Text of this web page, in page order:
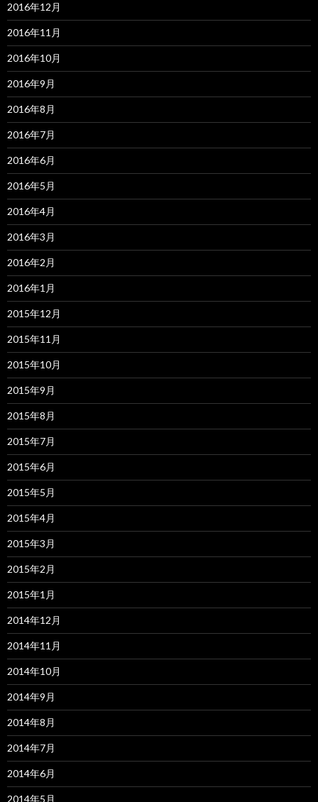
2016年12月
2016年11月
2016年10月
2016年9月
2016年8月
2016年7月
2016年6月
2016年5月
2016年4月
2016年3月
2016年2月
2016年1月
2015年12月
2015年11月
2015年10月
2015年9月
2015年8月
2015年7月
2015年6月
2015年5月
2015年4月
2015年3月
2015年2月
2015年1月
2014年12月
2014年11月
2014年10月
2014年9月
2014年8月
2014年7月
2014年6月
2014年5月